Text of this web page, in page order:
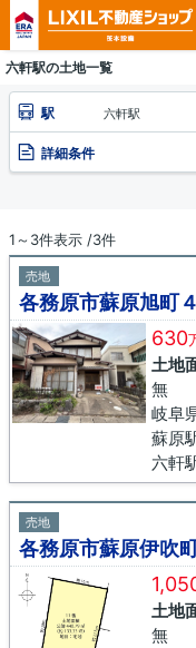
六軒駅の土地一覧
駅 六軒駅
詳細条件
1～3件表示 /3件
売地
各務原市蘇原旭町
630
土地
無
岐阜
蘇原
六軒
売地
各務原市蘇原伊吹
土地
無